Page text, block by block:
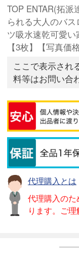
TOP ENTAR(拓
られる大人のバ
ツ吸水速乾可愛
【3枚】【写真価
ここで表示され
料等はお問い合
代理購入とは
代理購入の
ります。ご理